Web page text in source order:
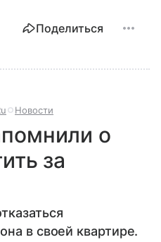
Поделиться
Новости
о
за
в своей квартире.